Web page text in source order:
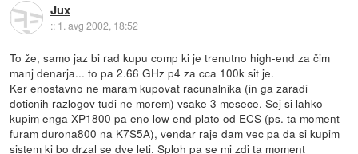
Jux
:: 1. avg 2002, 18:52
To že, samo jaz bi rad kupu comp ki je trenutno high-end za čim
manj denarja... to pa 2.66 GHz p4 za cca 100k sit je.
Ker enostavno ne maram kupovat racunalnika (in ga zaradi
doticnih razlogov tudi ne morem) vsake 3 mesece. Sej si lahko
kupim enga XP1800 pa eno low end plato od ECS (ps. ta moment
furam durona800 na K7S5A), vendar raje dam vec pa da si kupim
sistem ki bo drzal se dve leti. Sploh pa se mi zdi ta moment